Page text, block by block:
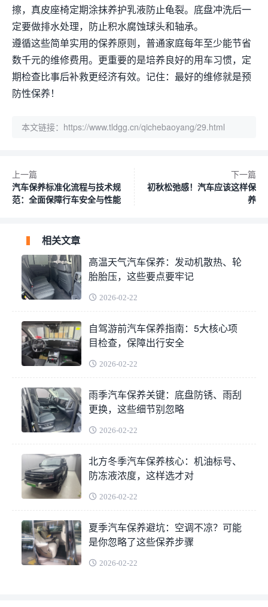
擦，真皮座椅定期涂抹养护乳液防止龟裂。底盘冲洗后一
定要做排水处理，防止积水腐蚀球头和轴承。
遵循这些简单实用的保养原则，普通家庭每年至少能节省
数千元的维修费用。更重要的是培养良好的用车习惯，定
期检查比事后补救更经济有效。记住：最好的维修就是预
防性保养！
本文链接： https://www.tldgg.cn/qichebaoyang/29.html
上一篇
汽车保养标准化流程与技术规
范：全面保障行车安全与性能
下一篇
初秋松弛感！汽车应该这样保
养
相关文章
高温天气汽车保养：发动机散热、轮
胎胎压，这些要点要牢记
2026-02-22
自驾游前汽车保养指南：5大核心项
目检查，保障出行安全
2026-02-22
雨季汽车保养关键：底盘防锈、雨刮
更换，这些细节别忽略
2026-02-22
北方冬季汽车保养核心：机油标号、
防冻液浓度，这样选才对
2026-02-22
夏季汽车保养避坑：空调不凉？可能
是你忽略了这些保养步骤
2026-02-22